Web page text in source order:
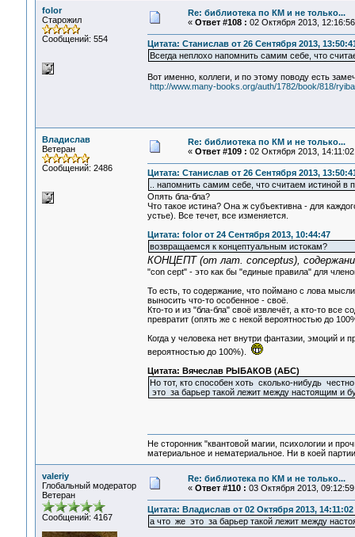
folor
Старожил
Сообщений: 554
Re: библиотека по КМ и не только...
« Ответ #108 : 02 Октября 2013,
Цитата: Станислав от 26 Сентября 2013,
Всегда неплохо напомнить самим себе, что
Вот именно, коллеги, и по этому поводу есть
http://www.many-books.org/auth/1782/book/818/
Владислав
Ветеран
Сообщений: 2486
Re: библиотека по КМ и не только...
« Ответ #109 : 02 Октября 2013,
Цитата: Станислав от 26 Сентября 2013,
.. напомнить самим себе, что считаем истиной в
Опять бла-бла?
Что такое истина? Она ж субъективна - для
устье). Все течет, все изменяется.
Цитата: folor от 24 Сентября 2013, 10:44:47
возвращаемся к концептуальным истокам?
КОНЦЕПТ (от лат. conceptus),
"con cept" - это как бы "единые правила" для
То есть, то содержание, что поймано с лова
выносить что-то особенное - своё.
Кто-то и из "бла-бла" своё извлечёт, а кто-то
превратит (опять же с некой вероятностью до
Когда у человека нет внутри фантазии, эмоций и
вероятностью до 100%).
Цитата: Вячеслав РЫБАКОВ (АБС)
Но тот, кто способен хоть сколько-нибудь
это за барьер такой лежит между настоящим
Не сторонник "квантовой магии, психологии и
материальное и нематериальное. Ни в коей
valeriy
Глобальный модератор
Ветеран
Сообщений: 4167
Re: библиотека по КМ и не только...
« Ответ #110 : 03 Октября 2013,
Цитата: Владислав от 02 Октября 2013, 14:11:02
а что же это за барьер такой лежит между